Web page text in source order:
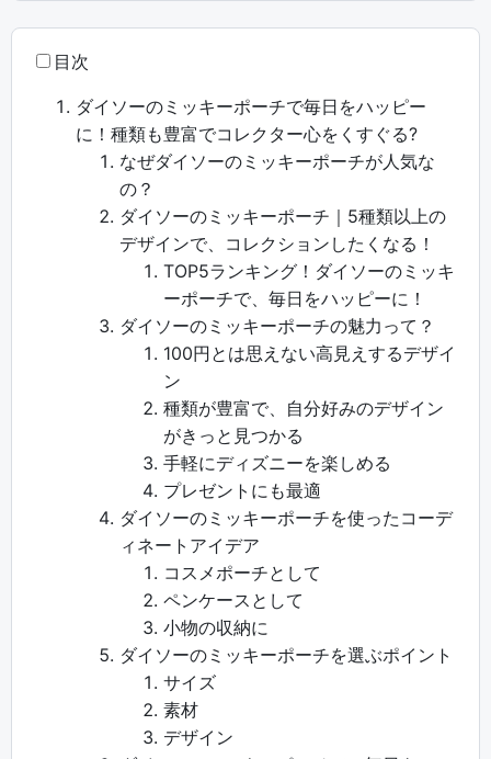
目次
ダイソーのミッキーポーチで毎日をハッピー
に！種類も豊富でコレクター心をくすぐる?
なぜダイソーのミッキーポーチが人気な
の？
ダイソーのミッキーポーチ｜5種類以上の
デザインで、コレクションしたくなる！
TOP5ランキング！ダイソーのミッキ
ーポーチで、毎日をハッピーに！
ダイソーのミッキーポーチの魅力って？
100円とは思えない高見えするデザイ
ン
種類が豊富で、自分好みのデザイン
がきっと見つかる
手軽にディズニーを楽しめる
プレゼントにも最適
ダイソーのミッキーポーチを使ったコーデ
ィネートアイデア
コスメポーチとして
ペンケースとして
小物の収納に
ダイソーのミッキーポーチを選ぶポイント
サイズ
素材
デザイン